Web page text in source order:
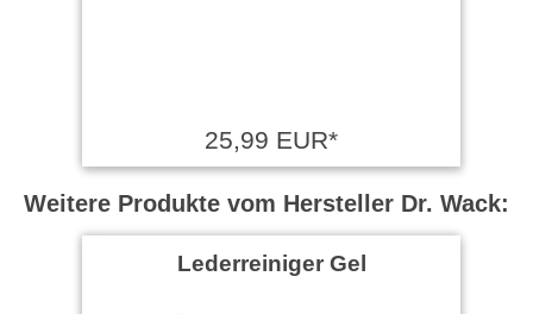
25,99 EUR*
Weitere Produkte vom Hersteller Dr. Wack:
Lederreiniger Gel